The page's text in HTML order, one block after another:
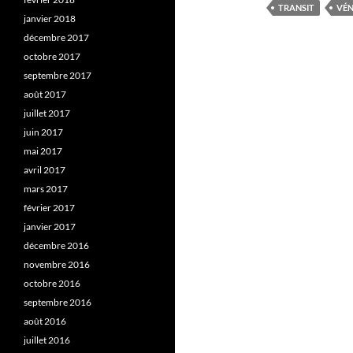
TRANSIT
janvier 2018
décembre 2017
octobre 2017
septembre 2017
août 2017
juillet 2017
juin 2017
mai 2017
avril 2017
mars 2017
février 2017
janvier 2017
décembre 2016
novembre 2016
octobre 2016
septembre 2016
août 2016
juillet 2016